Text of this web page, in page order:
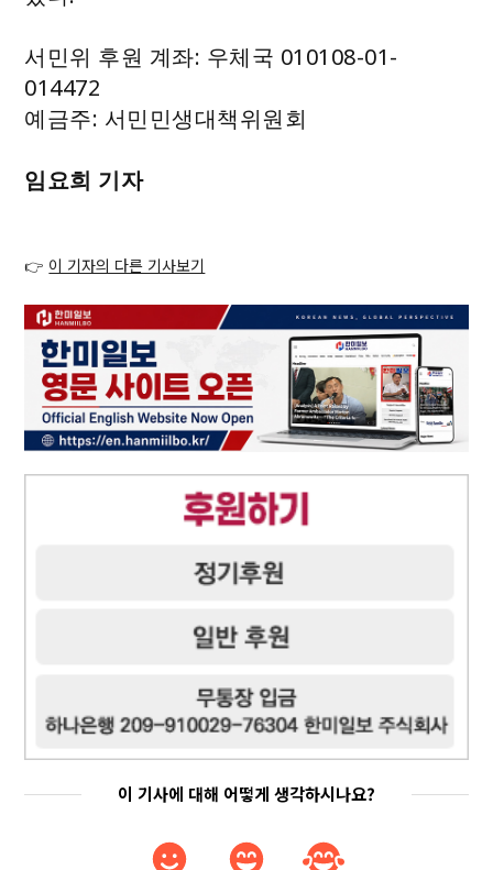
서민위 후원 계좌: 우체국 010108-01-
014472
예금주: 서민민생대책위원회
임요희 기자
👉 이 기자의 다른 기사보기
이 기사에 대해 어떻게 생각하시나요?